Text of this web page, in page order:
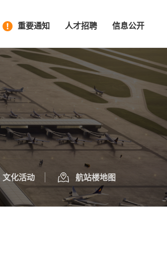
信息公开
人才招聘
重要通知
文化活动 航站楼地图